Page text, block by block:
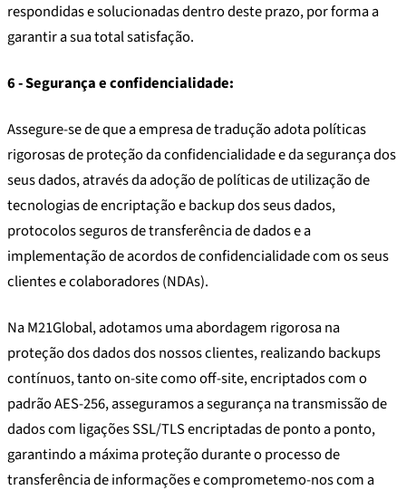
respondidas e solucionadas dentro deste prazo, por forma a
garantir a sua total satisfação.
6 - Segurança e confidencialidade:
Assegure-se de que a empresa de tradução adota políticas
rigorosas de proteção da confidencialidade e da segurança dos
seus dados, através da adoção de políticas de utilização de
tecnologias de encriptação e backup dos seus dados,
protocolos seguros de transferência de dados e a
implementação de acordos de confidencialidade com os seus
clientes e colaboradores (NDAs).
Na M21Global, adotamos uma abordagem rigorosa na
proteção dos dados dos nossos clientes, realizando backups
contínuos, tanto on-site como off-site, encriptados com o
padrão AES-256, asseguramos a segurança na transmissão de
dados com ligações SSL/TLS encriptadas de ponto a ponto,
garantindo a máxima proteção durante o processo de
transferência de informações e comprometemo-nos com a